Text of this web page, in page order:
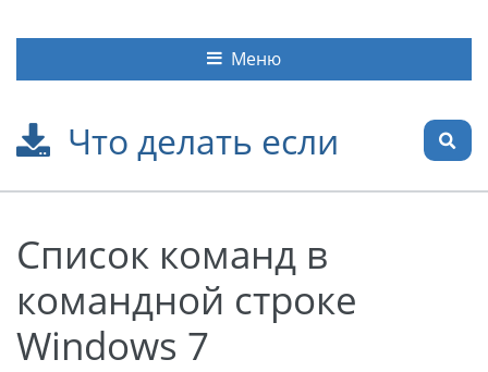
Что делать если
Меню
Список команд в
командной строке
Windows 7